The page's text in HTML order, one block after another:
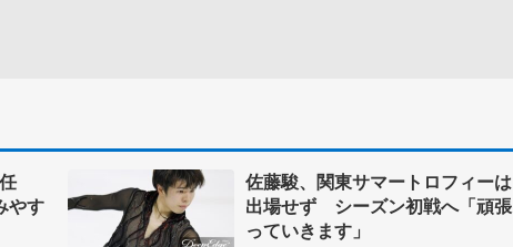
やす
佐藤駿、関東サマートロフィーは
出場せず シーズン初戦へ「頑張
っていきます」